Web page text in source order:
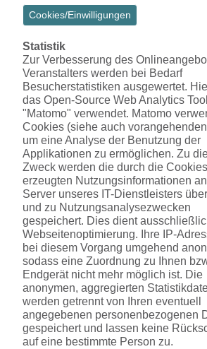
Cookies/Einwilligungen
Statistik
Zur Verbesserung des
Veranstalters werden bei Bedarf
Besucherstatistiken ausgewertet.
das Open-Source Web Analytics Tool
"Matomo" verwendet. Matomo
Cookies (siehe auch
um eine Analyse der Benutzung der
Applikationen zu ermöglichen. Zu
Zweck werden die durch die Cookies
erzeugten Nutzungsinformationen
Server unseres IT-Dienstleisters
und zu Nutzungsanalysezwecken
gespeichert. Dies dient
Webseitenoptimierung. Ihre IP-
bei diesem Vorgang umgehend
sodass eine Zuordnung zu Ihnen
Endgerät nicht mehr möglich ist. Die
anonymen, aggregierten
werden getrennt von Ihren eventuell
angegebenen personenbezogenen
gespeichert und lassen keine
auf eine bestimmte Person zu.